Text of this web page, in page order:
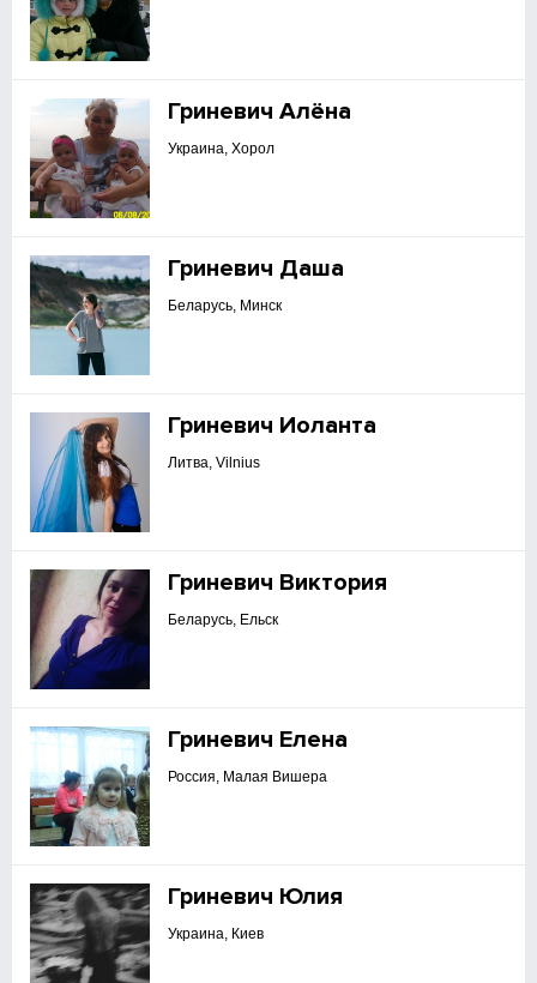
Гриневич Алёна
Украина, Хорол
Гриневич Даша
Беларусь, Минск
Гриневич Иоланта
Литва, Vilnius
Гриневич Виктория
Беларусь, Ельск
Гриневич Елена
Россия, Малая Вишера
Гриневич Юлия
Украина, Киев